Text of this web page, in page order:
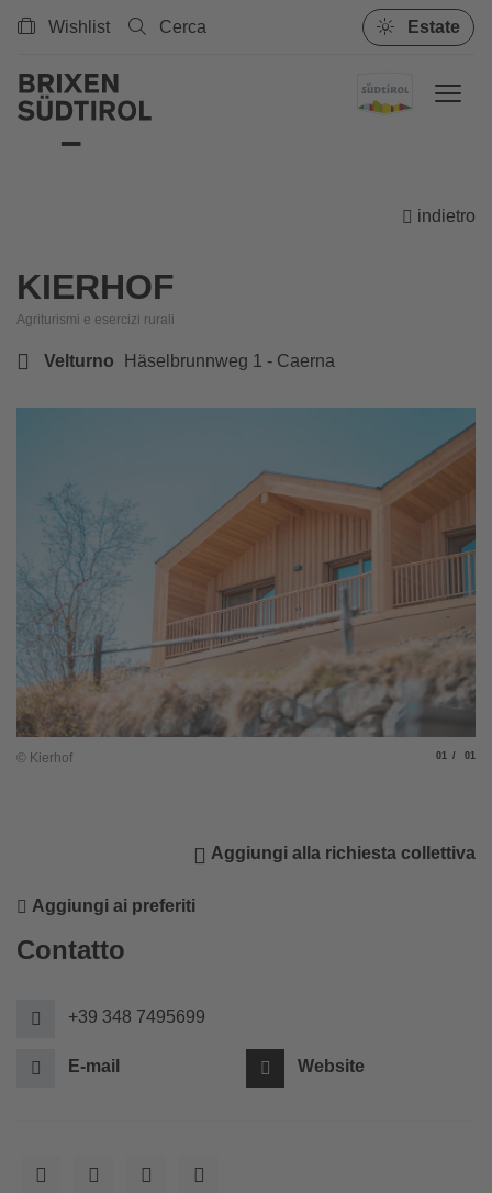
Wishlist Cerca Estate
indietro
KIERHOF
Agriturismi e esercizi rurali
Velturno Häselbrunnweg 1 - Caerna
© Kierhof Slide
01 di
01
Aggiungi alla richiesta collettiva
Aggiungi ai preferiti
Contatto
+39 348 7495699
E-mail Website